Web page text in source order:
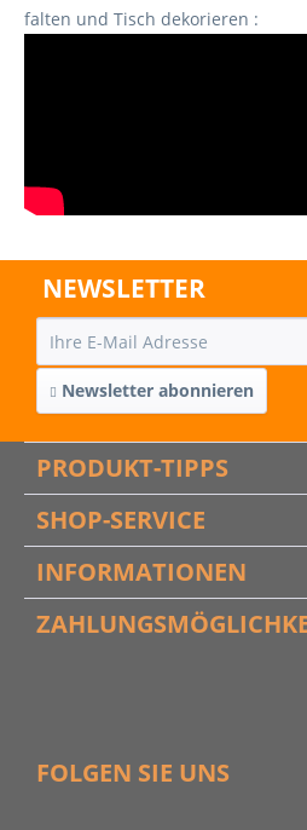
falten und Tisch dekorieren :
NEWSLETTER
Newsletter abonnieren
PRODUKT-TIPPS
SHOP-SERVICE
INFORMATIONEN
FOLGEN SIE UNS